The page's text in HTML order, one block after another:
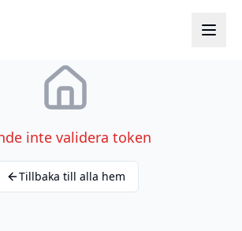
inte validera token
Tillbaka till alla hem